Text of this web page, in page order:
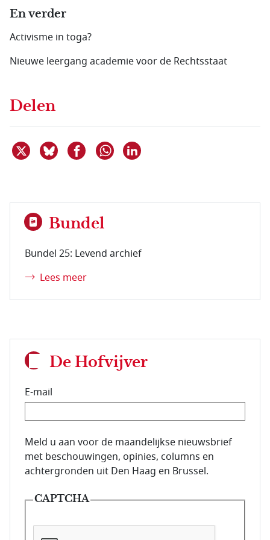
En verder
Activisme in toga?
Nieuwe leergang academie voor de Rechtsstaat
Delen
Deel dit item op X
Deel dit item op Bluesky
Deel dit item op Facebook
Delen via WhatsApp
Bundel
Bundel 25: Levend archief
Lees meer
De Hofvijver
E-mail
E-mailadres van de abonnee.
Meld u aan voor de maandelijkse nieuwsbrief
met beschouwingen, opinies, columns en
achtergronden uit Den Haag en Brussel.
CAPTCHA